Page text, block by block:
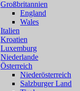
Großbritannien
England
Wales
Italien
Kroatien
Luxemburg
Niederlande
Österreich
Niederösterreich
Salzburger Land